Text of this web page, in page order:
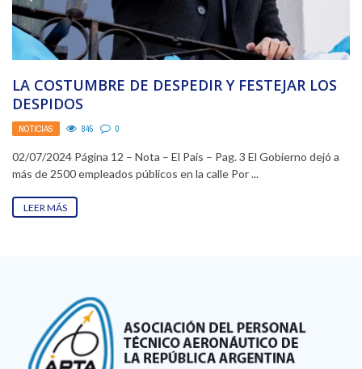
LA COSTUMBRE DE DESPEDIR Y FESTEJAR LOS
DESPIDOS
NOTICIAS 845 0
02/07/2024 Página 12 – Nota – El País – Pag. 3 El Gobierno dejó a
más de 2500 empleados públicos en la calle Por ...
LEER MÁS